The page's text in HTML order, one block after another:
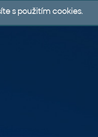
s použitím cookies.